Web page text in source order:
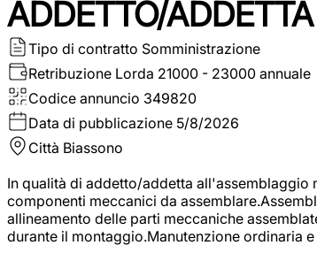
ADDETTO/
Tipo di contratto Somministrazione
Retribuzione Lorda 21000 - 23000 annuale
Codice annuncio 349820
Data di pubblicazione 5/8/2026
Città Biassono
In qualità di addetto/addetta all'assemblaggio
componenti meccanici da
allineamento delle parti meccaniche
durante il montaggio.Manutenzione ordinaria